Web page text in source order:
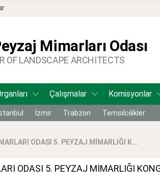
Mimarları Odası
OF LANDSCAPE ARCHITECTS
Çalışmalar Komisyonlar
İzmir Trabzon Temsilcilikler
ODASI 5. PEYZAJ MİMARLIĞI K...
ODASI 5. PEYZAJ MİMARLIĞI